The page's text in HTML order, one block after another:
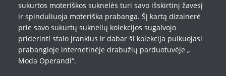
sukurtos moteriškos suknelės turi savo išskirtinį žavesį
ir spinduliuoja moteriška prabanga. Šį kartą dizainerė
prie savo sukurtų suknelių kolekcijos sugalvojo
priderinti stalo įrankius ir dabar ši kolekcija puikuojasi
prabangioje internetinėje drabužių parduotuvėje „
Moda Operandi“.